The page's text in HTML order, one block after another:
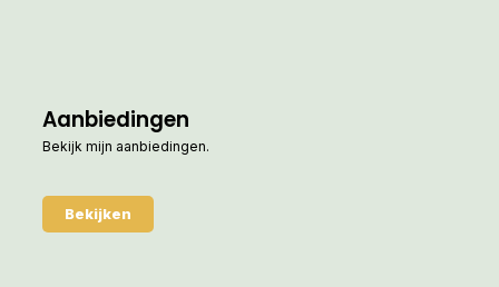
Aanbiedingen
Bekijk mijn aanbiedingen.
Bekijken